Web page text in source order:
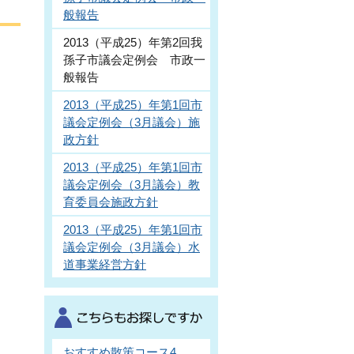
般報告
2013（平成25）年第2回我
孫子市議会定例会 市政一
般報告
2013（平成25）年第1回市
議会定例会（3月議会）施
政方針
2013（平成25）年第1回市
議会定例会（3月議会）教
育委員会施政方針
2013（平成25）年第1回市
議会定例会（3月議会）水
道事業経営方針